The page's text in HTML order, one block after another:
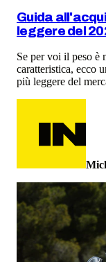
Guida
leggere del
Se per voi il peso è
caratteristica, ecco
più leggere del